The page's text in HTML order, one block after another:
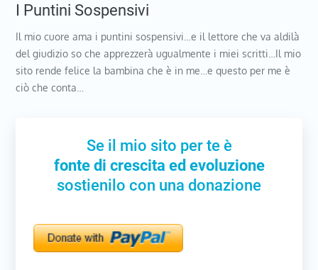
I Puntini Sospensivi
Il mio cuore ama i puntini sospensivi…e il lettore che va aldilà
del giudizio so che apprezzerà ugualmente i miei scritti…Il mio
sito rende felice la bambina che è in me…e questo per me è
ciò che conta…
Se il mio sito per te è
fonte di crescita ed evoluzione
sostienilo con una donazione